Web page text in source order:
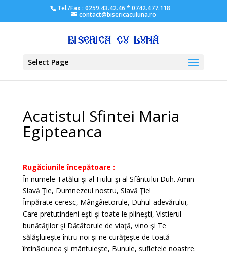
Tel./Fax : 0259.43.42.46 * 0742.477.118
contact@bisericaculuna.ro
Select Page
Acatistul Sfintei Maria
Egipteanca
Rugăciunile începătoare :
În numele Tatălui şi al Fiului şi al Sfântului Duh. Amin
Slavă Ţie, Dumnezeul nostru, Slavă Ţie!
Împărate ceresc, Mângâietorule, Duhul adevărului,
Care pretutindeni eşti şi toate le plineşti, Vistierul
bunătăţilor şi Dătătorule de viaţă, vino şi Te
sălăşluieşte întru noi şi ne curăţeşte de toată
întinăciunea şi mântuieşte, Bunule, sufletele noastre.